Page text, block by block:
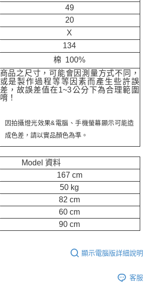
49
20
X
134
棉 100%
商品之尺寸，可能會因測量方式不同，
或是製作過程等等因素而產生些許誤
差，故誤差值在1~3公分下為合理範圍
唷！
因拍攝燈光效果&電腦、手機螢幕顯示可能造
成色差，請以實品顏色為準。
Model 資料
167 cm
50 kg
82 cm
60 cm
90 cm
顯示電腦版詳細說明
客服